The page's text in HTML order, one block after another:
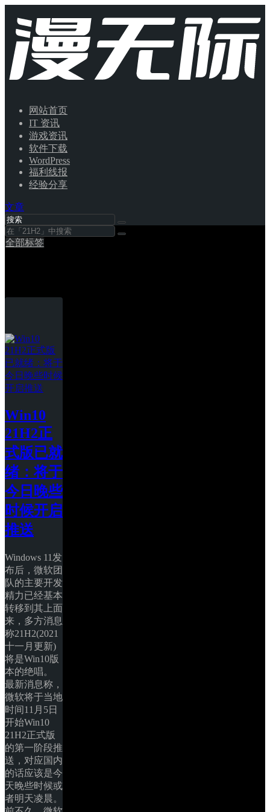
网站首页
IT 资讯
游戏资讯
软件下载
WordPress
福利线报
经验分享
文章
全部标签
Win10
21H2正
式版已就
绪：将于
今日晚些
时候开启
推送
Windows 11发
布后，微软团
队的主要开发
精力已经基本
转移到其上面
来，多方消息
称21H2(2021
十一月更新)
将是Win10版
本的绝唱。
最新消息称，
微软将于当地
时间11月5日
开始Win10
21H2正式版
的第一阶段推
送，对应国内
的话应该是今
天晚些时候或
者明天凌晨。